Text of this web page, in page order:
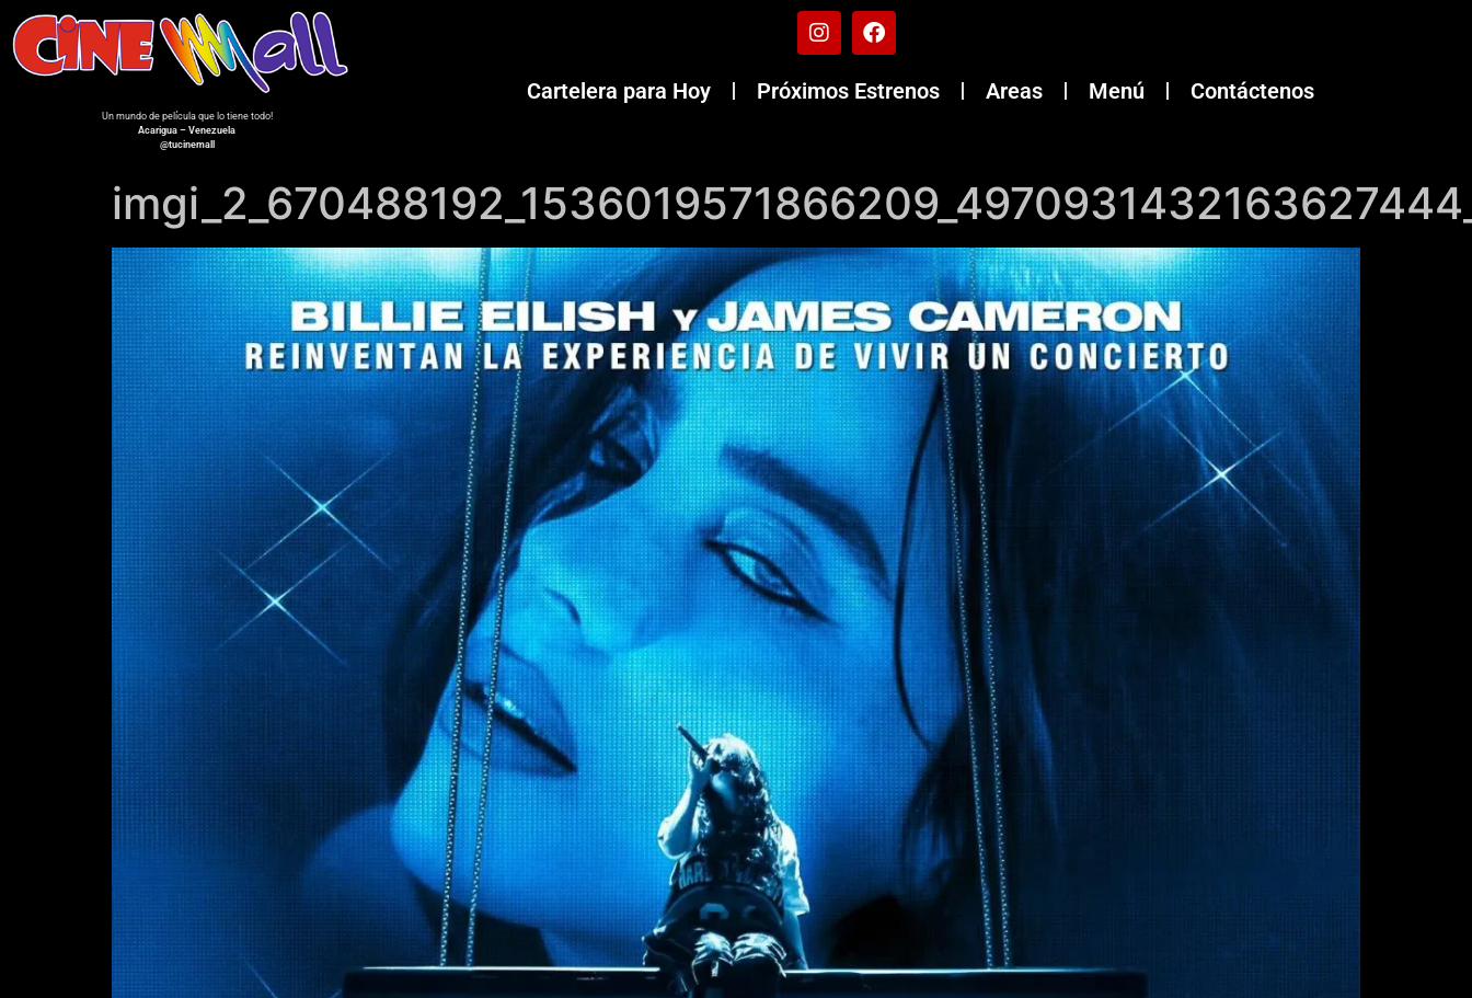
Un mundo de película que lo tiene todo!
Acarigua – Venezuela
@tucinemall
Cartelera para Hoy Próximos Estrenos Areas Menú Contáctenos